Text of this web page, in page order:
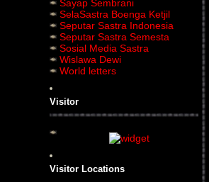
Sayap Sembrani
SelaSastra Boenga Ketjil
Seputar Sastra Indonesia
Seputar Sastra Semesta
Sosial Media Sastra
Wislawa Dewi
World letters
Visitor
Visitor Locations